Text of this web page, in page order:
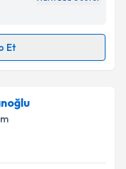
ilişkin
Aydınlatma
belirtilen
Et
takvimi talebi
almanız için bir
bilgilendireceğiz.